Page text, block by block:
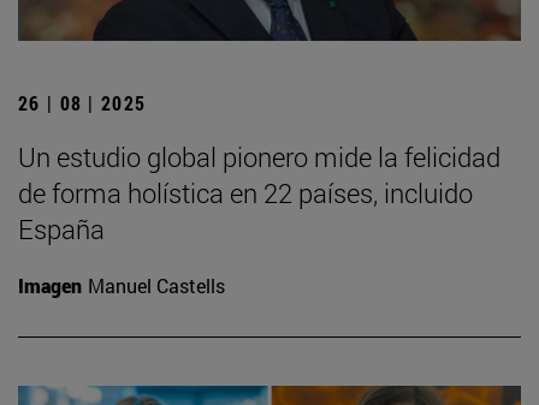
26 | 08 | 2025
Un estudio global pionero mide la felicidad
de forma holística en 22 países, incluido
España
Imagen Manuel Castells